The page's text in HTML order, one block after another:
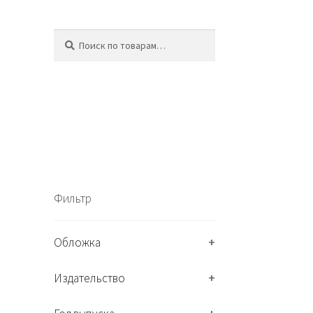
Фильтр
Обложка +
Издательство +